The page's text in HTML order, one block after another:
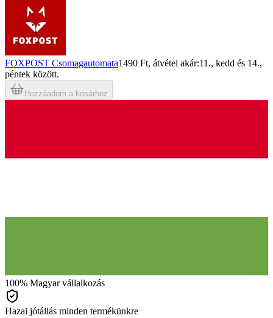
FOXPOST Csomagautomata1490 Ft, átvétel akár:11., kedd és 14.,
péntek között.
Hozzáadom a kosárhoz
100% Magyar vállalkozás
Hazai jótállás minden termékünkre